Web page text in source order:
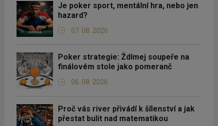
Je poker sport, mentální hra, nebo jen
hazard?
07. 08. 2026
Poker strategie: Ždímej soupeře na
finálovém stole jako pomeranč
06. 08. 2026
Proč vás river přivádí k šílenství a jak
přestat bulit nad matematikou